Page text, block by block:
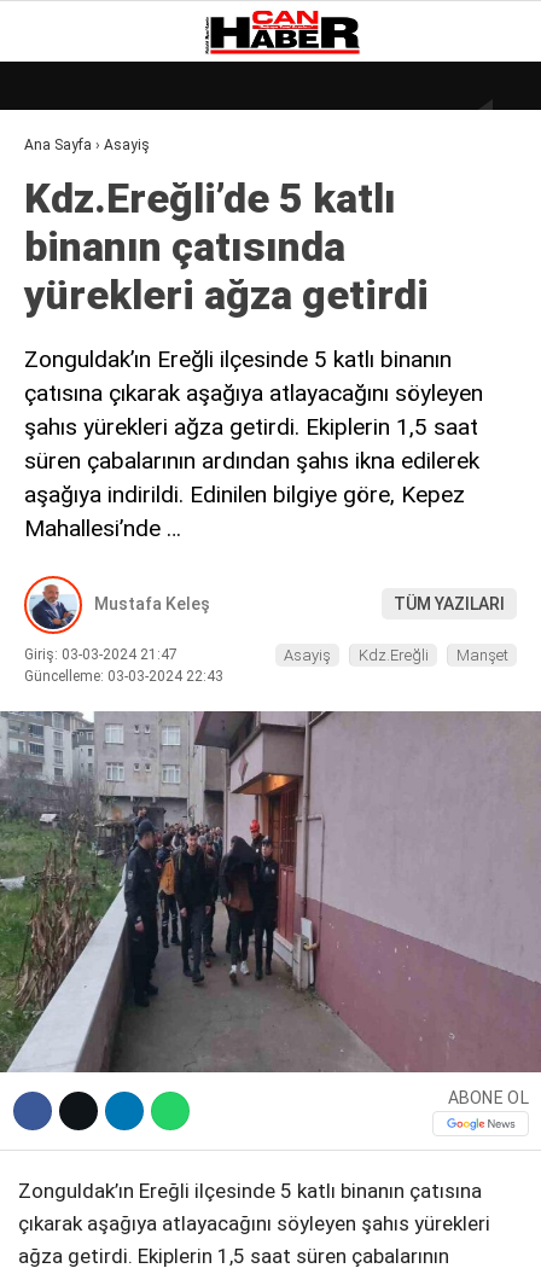
WhatsApp İhbar Hattı
Instagram
Youtube
30°
GALERİ
DÜNYA
EKONOMI
GÜNDEM
MAGAZIN
SAĞLIK
POLITIKA
ASAYIŞ
DIĞER
Ana Sayfa › Asayiş
Kdz.Ereğli’de 5 katlı
binanın çatısında
yürekleri ağza getirdi
Zonguldak’ın Ereğli ilçesinde 5 katlı binanın
çatısına çıkarak aşağıya atlayacağını söyleyen
şahıs yürekleri ağza getirdi. Ekiplerin 1,5 saat
süren çabalarının ardından şahıs ikna edilerek
aşağıya indirildi. Edinilen bilgiye göre, Kepez
Mahallesi’nde …
Mustafa Keleş TÜM YAZILARI
Giriş: 03-03-2024 21:47
Güncelleme: 03-03-2024 22:43
Asayiş Kdz.Ereğli Manşet
ABONE OL
Zonguldak’ın Ereğli ilçesinde 5 katlı binanın çatısına
çıkarak aşağıya atlayacağını söyleyen şahıs yürekleri
ağza getirdi. Ekiplerin 1,5 saat süren çabalarının